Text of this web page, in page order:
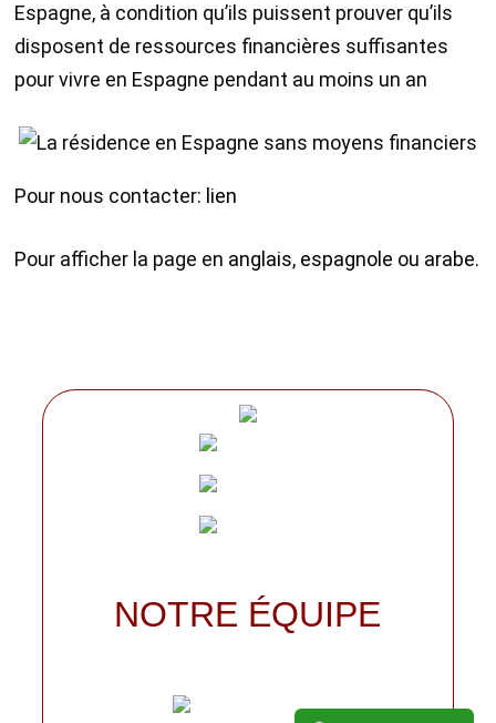
Espagne, à condition qu’ils puissent prouver qu’ils
disposent de ressources financières suffisantes
pour vivre en Espagne pendant au moins un an
Pour nous contacter: lien
Pour afficher la page en anglais, espagnole ou arabe.
NOTRE ÉQUIPE